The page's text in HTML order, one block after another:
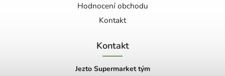
Hodnocení obchodu
Kontakt
Kontakt
Jezto Supermarket tým